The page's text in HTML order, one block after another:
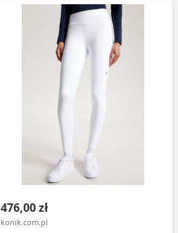
476,00 zł
konik.com.pl